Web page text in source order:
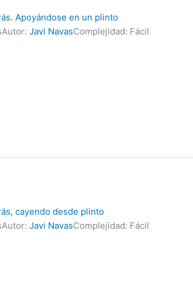
Apoyándose en un plinto
Autor:Javi NavasComplejidad: Fácil
cayendo desde plinto
Autor:Javi NavasComplejidad: Fácil